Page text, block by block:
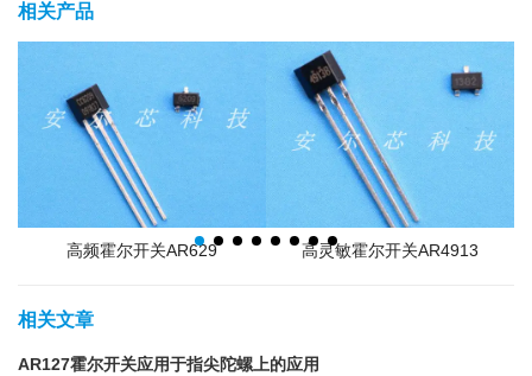
相关产品
高频霍尔开关AR629 高灵敏霍尔开关AR4913
相关文章
AR127霍尔开关应用于指尖陀螺上的应用